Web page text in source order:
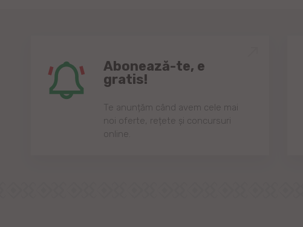
Abonează-te, e
gratis!
Te anunțăm când avem cele mai
noi oferte, rețete și concursuri
online.